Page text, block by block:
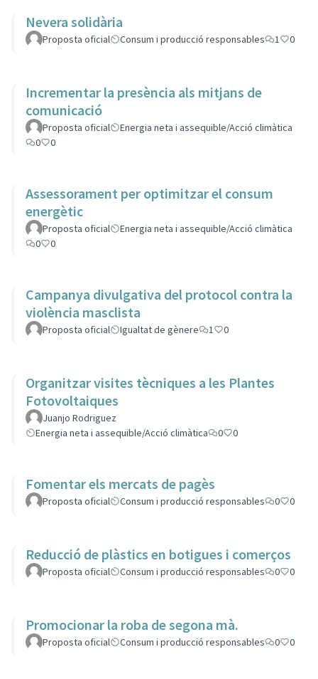
Nevera solidària
Proposta oficial Consum i producció responsables 1 0
Incrementar la presència als mitjans de
comunicació
Proposta oficial
Energia neta i assequible/Acció climàtica
0
0
Assessorament per optimitzar el consum
energètic
Proposta oficial
Energia neta i assequible/Acció climàtica
0
0
Campanya divulgativa del protocol contra la
violència masclista
Proposta oficial Igualtat de gènere 1 0
Organitzar visites tècniques a les Plantes
Fotovoltaiques
Juanjo Rodriguez
Energia neta i assequible/Acció climàtica
0 0
Fomentar els mercats de pagès
Proposta oficial Consum i producció responsables 0 0
Reducció de plàstics en botigues i comerços
Proposta oficial Consum i producció responsables 0 0
Promocionar la roba de segona mà.
Proposta oficial Consum i producció responsables 0 0